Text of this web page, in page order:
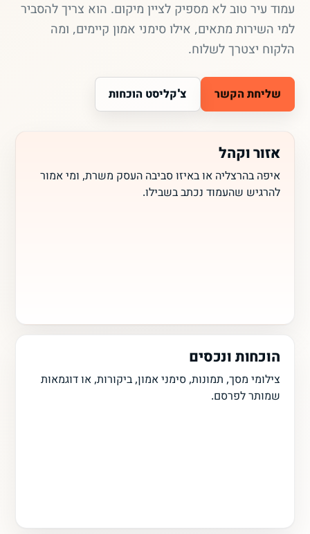
עמוד עיר טוב לא מספיק לציין מיקום. הוא צריך להסביר
למי השירות מתאים, אילו סימני אמון קיימים, ומה
הלקוח יצטרך לשלוח.
שליחת הקשר צ'קליסט הוכחות
אזור וקהל
איפה בהרצליה או באיזו סביבה העסק משרת, ומי אמור
להרגיש שהעמוד נכתב בשבילו.
הוכחות ונכסים
צילומי מסך, תמונות, סימני אמון, ביקורות, או דוגמאות
שמותר לפרסם.